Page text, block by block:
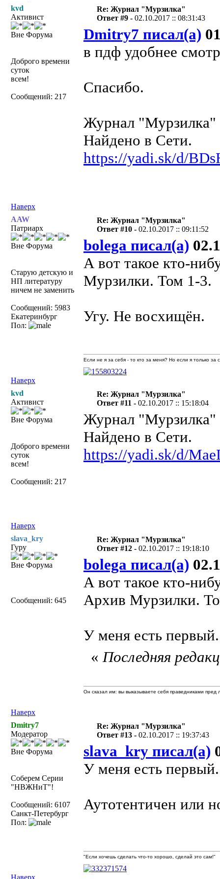
kvd
Активист
Вне Форума
Доброго времени
суток
всем!
Сообщений: 217
Re: Журнал "Мурзилка"
Ответ #9 -02.10.2017 :: 08:31:43
Dmitry7 писал(а)
в пдф удобнее
Спасибо.
Журнал "Мурзилка"
Найдено в Сети.
https://yadi.sk/d/
Наверх
AAW
Патриарх
Вне Форума
Старую детскую и
НП литературу
ничем не заменить
Сообщений: 5983
Екатеринбург
Пол:
Re: Журнал "Мурзилка"
Ответ #10 -02.10.2017 :: 09:11:52
bolega писал(а)
А вот такое кто-
Мурзилки. Том 1-3.
Угу. Не восхищён.
Наверх
Если не я за себя - то кто за меня? Но если я только
kvd
Активист
Вне Форума
Доброго времени
суток
всем!
Сообщений: 217
Re: Журнал "Мурзилка"
Ответ #11 -02.10.2017 :: 15:18:04
Журнал "Мурзилка"
Найдено в Сети.
https://yadi.sk/d/
Наверх
slava_kry
Гуру
Вне Форума
Сообщений: 645
Re: Журнал "Мурзилка"
Ответ #12 -02.10.2017 :: 19:18:10
bolega писал(а)
А вот такое кто-
Архив Мурзилки.
У меня есть первый.
Наверх
«Последняя
Он сказал им: вы выказываете себя праведниками
Dmitry7
Модератор
Вне Форума
Соберем Серии
"НВЖНиТ"!
Сообщений: 6107
Санкт-Петербург
Пол:
Re: Журнал "Мурзилка"
Ответ #13 -02.10.2017 :: 19:37:43
slava_kry писал(а)
У меня есть первый.
Аутотентичен или
Наверх
"Если хочешь сделать что-то хорошо, сделай это сам!"